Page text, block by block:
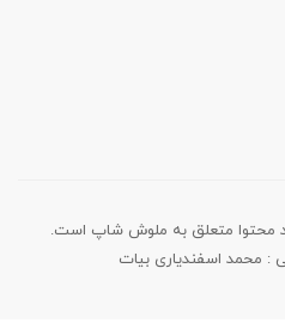
محتوا متعلق به ملوش شاپ است.
: محمد اسفندیاری بیات